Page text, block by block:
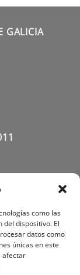
como las
dispositivo. El
datos como
únicas en este
afectar
GALICIA